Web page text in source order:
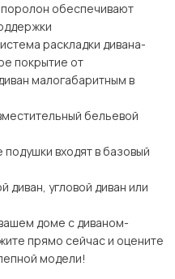
обеспечивают
раскладки дивана-
покрытие от
малогабаритным в
бельевой
входят в базовый
диван, угловой диван или
доме с диваном-
прямо сейчас и оцените
модели!